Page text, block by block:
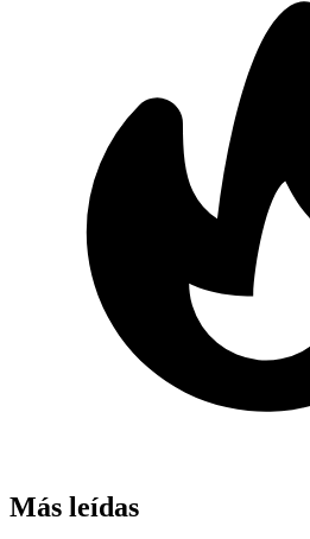
Más leídas